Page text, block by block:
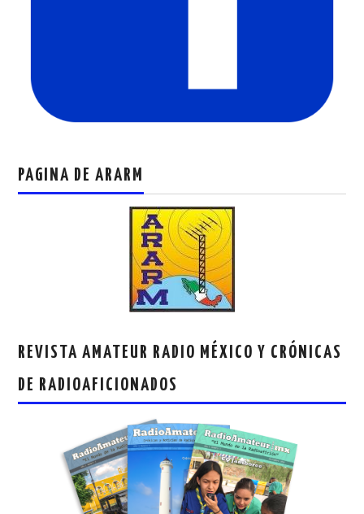
PAGINA DE ARARM
REVISTA AMATEUR RADIO MÉXICO Y CRÓNICAS
DE RADIOAFICIONADOS